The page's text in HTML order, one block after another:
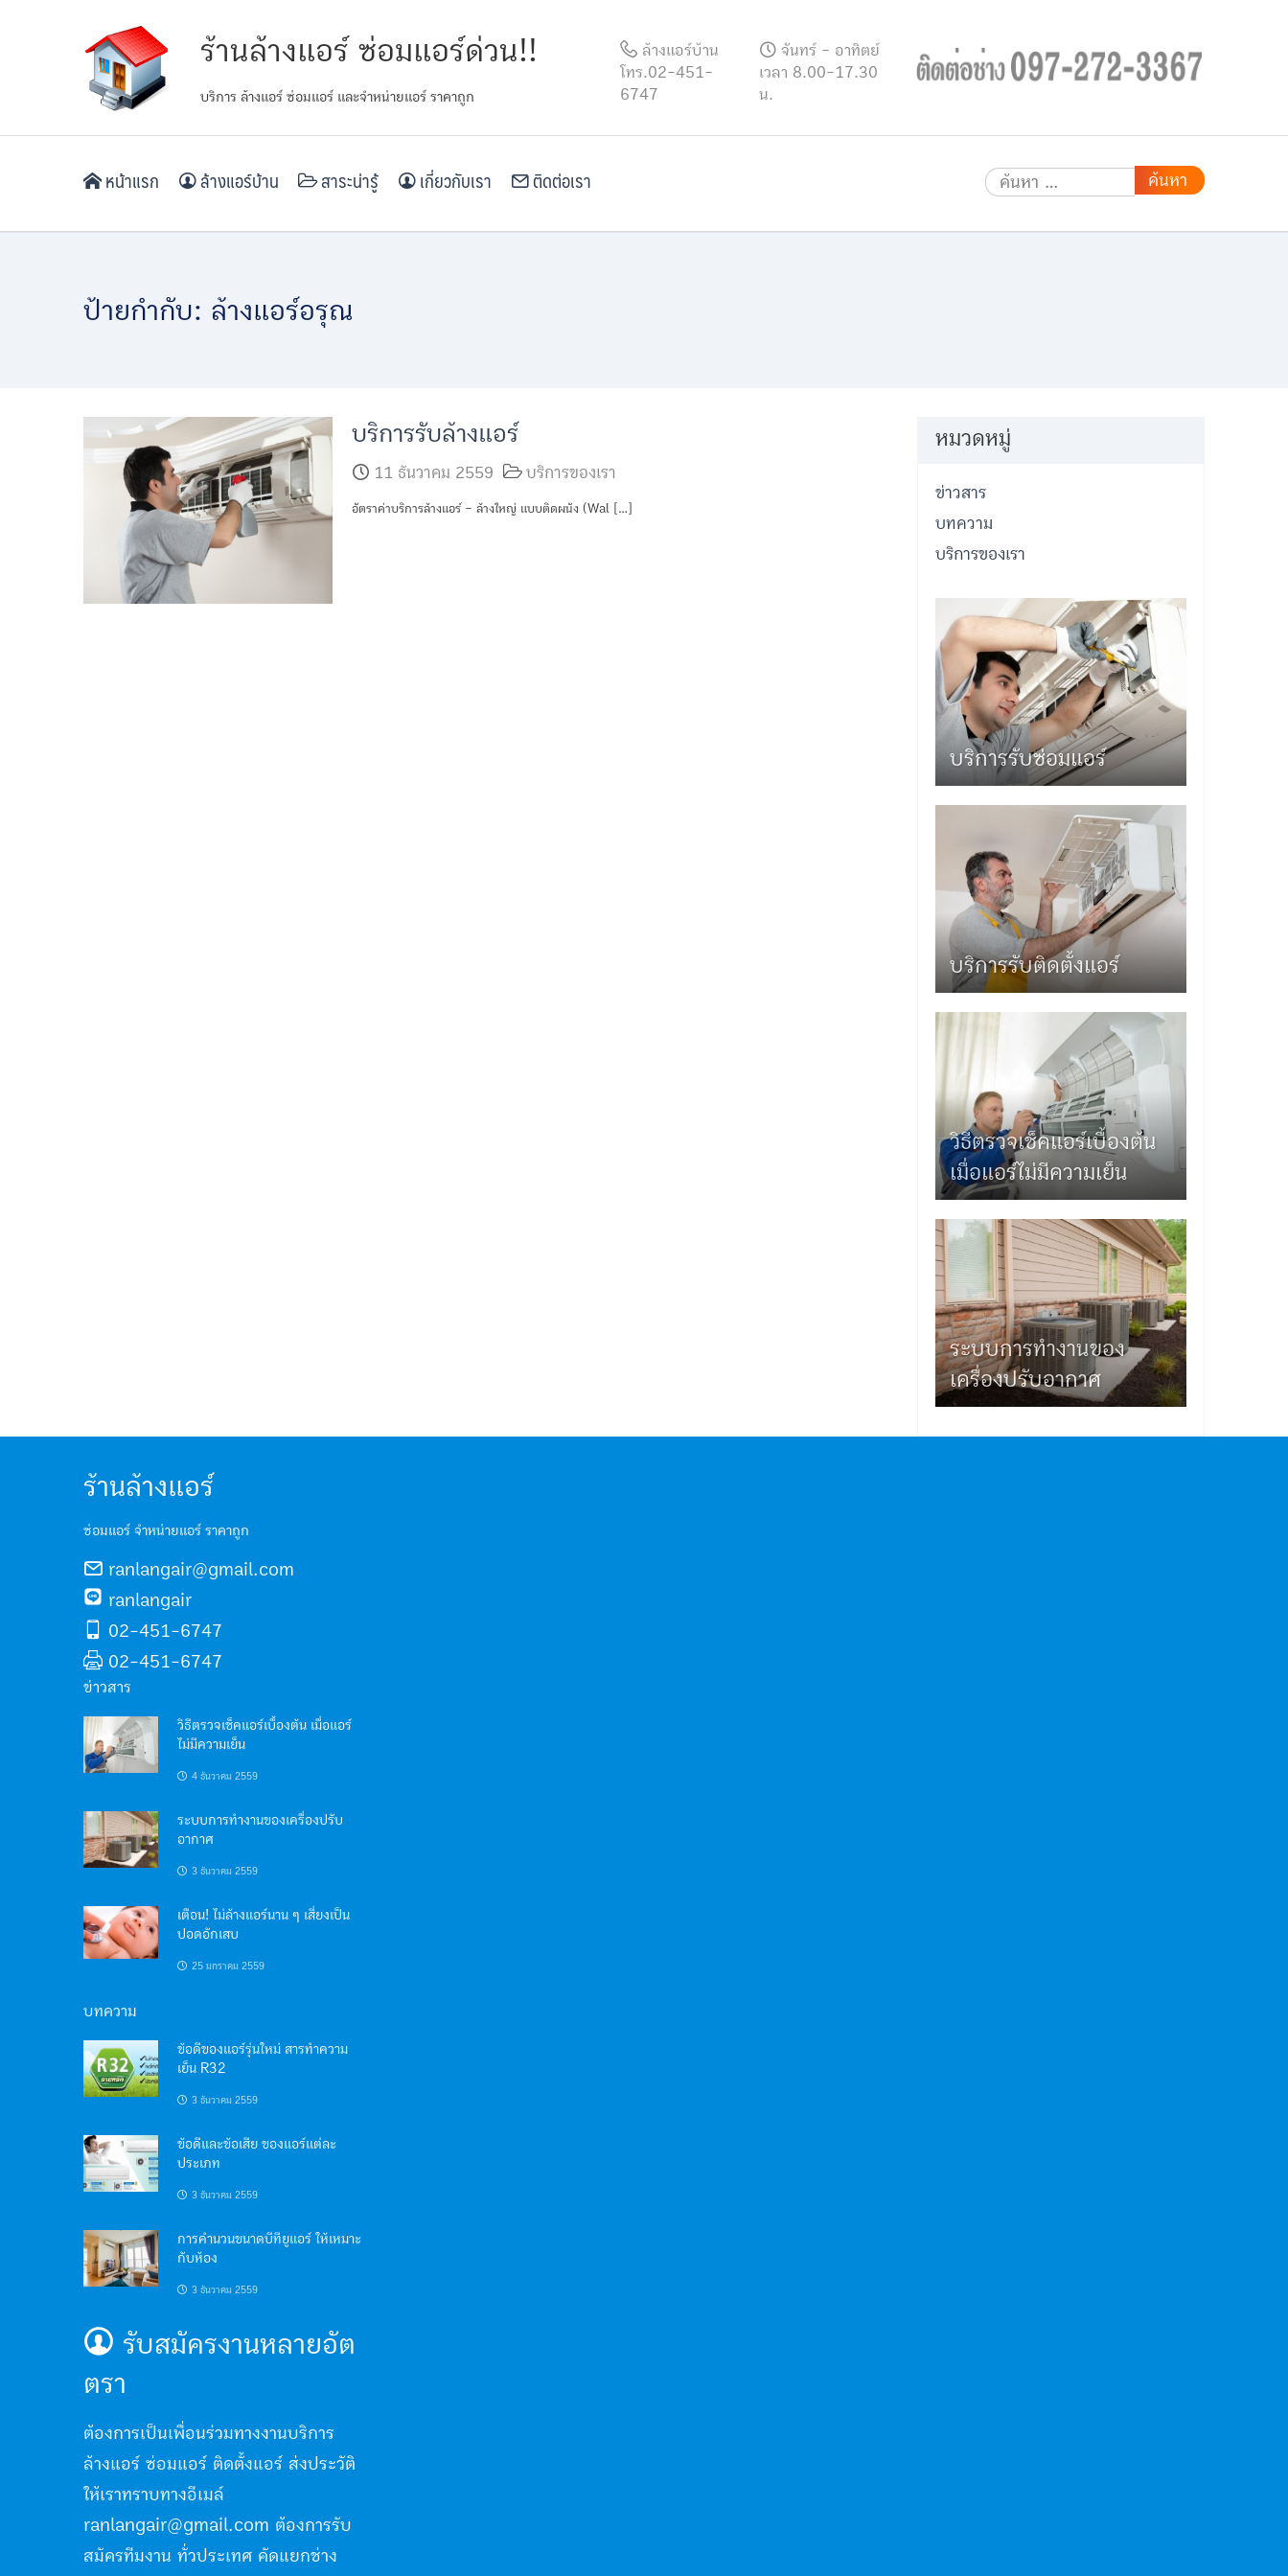
ร้านล้างแอร์ ซ่อมแอร์ด่วน!!
บริการ ล้างแอร์ ซ่อมแอร์ และจำหน่ายแอร์ ราคาถูก
ล้างแอร์บ้าน
โทร.02-451-
6747
จันทร์ - อาทิตย์
เวลา 8.00-17.30
น.
หน้าแรก ล้างแอร์บ้าน สาระน่ารู้ เกี่ยวกับเรา ติดต่อเรา
ค้นหา
ป้ายกำกับ: ล้างแอร์อรุณ
บริการรับล้างแอร์
11 ธันวาคม 2559 บริการของเรา
อัตราค่าบริการล้างแอร์ – ล้างใหญ่ แบบติดผนัง (Wal […]
หมวดหมู่
ข่าวสาร
บทความ
บริการของเรา
บริการรับซ่อมแอร์
บริการรับติดตั้งแอร์
วิธีตรวจเช็คแอร์เบื้องต้น
เมื่อแอร์ไม่มีความเย็น
ระบบการทำงานของ
เครื่องปรับอากาศ
ร้านล้างแอร์
ซ่อมแอร์ จำหน่ายแอร์ ราคาถูก
ranlangair@gmail.com
ranlangair
02-451-6747
02-451-6747
ข่าวสาร
วิธีตรวจเช็คแอร์เบื้องต้น เมื่อแอร์
ไม่มีความเย็น
4 ธันวาคม 2559
ระบบการทำงานของเครื่องปรับ
อากาศ
3 ธันวาคม 2559
เตือน! ไม่ล้างแอร์นาน ๆ เสี่ยงเป็น
ปอดอักเสบ
25 มกราคม 2559
บทความ
ข้อดีของแอร์รุ่นใหม่ สารทำความ
เย็น R32
3 ธันวาคม 2559
ข้อดีและข้อเสีย ของแอร์แต่ละ
ประเภท
3 ธันวาคม 2559
การคำนวนขนาดบีทียูแอร์ ให้เหมาะ
กับห้อง
3 ธันวาคม 2559
รับสมัครงานหลายอัต
ตรา
ต้องการเป็นเพื่อนร่วมทางงานบริการ
ล้างแอร์ ซ่อมแอร์ ติดตั้งแอร์ ส่งประวัติ
ให้เราทราบทางอีเมล์
ranlangair@gmail.com ต้องการรับ
สมัครทีมงาน ทั่วประเทศ คัดแยกช่าง